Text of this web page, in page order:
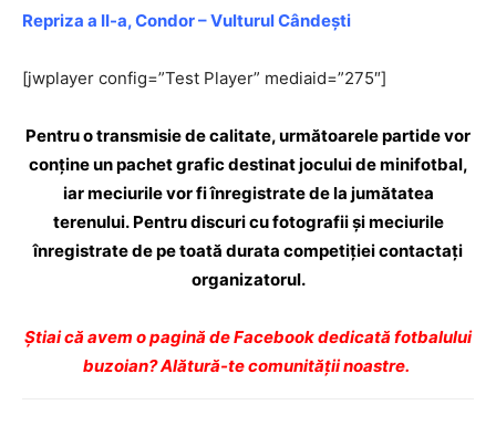
Repriza a II-a, Condor – Vulturul Cândeşti
[jwplayer config=”Test Player” mediaid=”275″]
Pentru o transmisie de calitate, următoarele partide vor
conţine un pachet grafic destinat jocului de minifotbal,
iar meciurile vor fi înregistrate de la jumătatea
terenului. Pentru discuri cu fotografii şi meciurile
înregistrate de pe toată durata competiţiei contactaţi
organizatorul.
Ştiai că avem o pagină de Facebook dedicată fotbalului
buzoian? Alătură-te comunității noastre.